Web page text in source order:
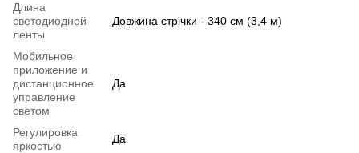
Длина
светодиодной
ленты
Довжина стрічки - 340 см (3,4 м)
Мобильное
приложение и
дистанционное
управление
светом
Да
Регулировка
яркостью
Да